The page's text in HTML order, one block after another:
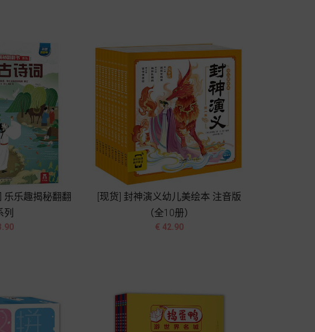
乐乐趣揭秘翻翻
列

[现货] 封神演义幼儿美绘本 注音版
（全10册）
价
€ 42.90
 